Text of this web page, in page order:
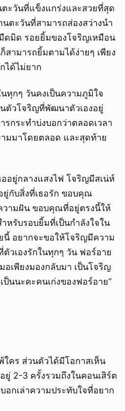
ะวันที่แข็งแกร่งและสวยที่สุด
นตะวันที่สามารถส่องสว่างนำ
ดมิด รอยยิ้มของโจริญเหมือน
สามารถยิ้มตามได้ง่ายๆ เพียง
ได้ไม่ยาก
ทุกๆ วันคงเป็นความภูมิใจ
ตัวโจริญที่พัฒนาตัวเองอยู่
รกระทำบ่งบอกว่าตลอดเวลา
มมาโดยตลอด และสุดท้าย
อยู่กลางแสงไฟ โจริญมีสเน่ห์
ยู่กับสิ่งที่เธอรัก ขอบคุณ
ามฝัน ขอบคุณที่อยู่ตรงนี้ให้
หรับรอบยิ้มที่เป็นกำลังใจใน
อยากจะขอให้โจริญมีความ
วเองรักในทุกๆ วัน ฟอร์อาย
อเพียงมองกลับมา เป็นโจริญ
นนะคะคนเก่งของฟอร์อาย”
คร ส่วนตัวได้มีโอกาสเห็น
2-3 ครั้งรวมถึงในคอนเสิร์ต
อกเล่าความประทับใจที่อยาก